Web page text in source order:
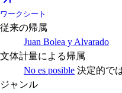
ワークシート
従来の帰属
Juan Bolea y Alvarado
文体計量による帰属
No es posible 決定的で
ジャンル